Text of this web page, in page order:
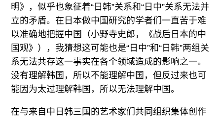
明》，似乎也象征着“日韩”关系和“日中”关系无法并
立的矛盾。在日本做中国研究的学者们一直苦于难
以准确地把握中国（小野寺史郎，《战后日本的中
国观》），我猜想这可能也是“日中”和“日韩”两组关
系无法共存这一事实在各个领域造成的影响之一。
没有理解韩国，所以不能理解中国，但反过来也可
能因为太过理解韩国，所以无法理解中国。
在与来自中日韩三国的艺术家们共同组织集体创作